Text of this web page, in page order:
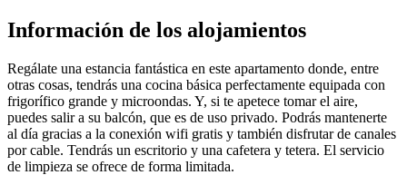
Información de los alojamientos
Regálate una estancia fantástica en este apartamento donde, entre
otras cosas, tendrás una cocina básica perfectamente equipada con
frigorífico grande y microondas. Y, si te apetece tomar el aire,
puedes salir a su balcón, que es de uso privado. Podrás mantenerte
al día gracias a la conexión wifi gratis y también disfrutar de canales
por cable. Tendrás un escritorio y una cafetera y tetera. El servicio
de limpieza se ofrece de forma limitada.